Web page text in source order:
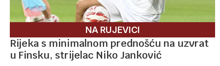
NA RUJEVICI
Rijeka s minimalnom prednošću na uzvrat
u Finsku, strijelac Niko Janković